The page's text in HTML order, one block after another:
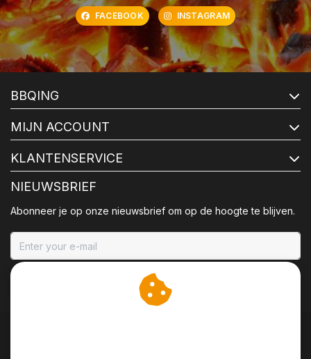
FACEBOOK INSTAGRAM
BBQING
MIJN ACCOUNT
KLANTENSERVICE
NIEUWSBRIEF
Abonneer je op onze nieuwsbrief om op de hoogte te blijven.